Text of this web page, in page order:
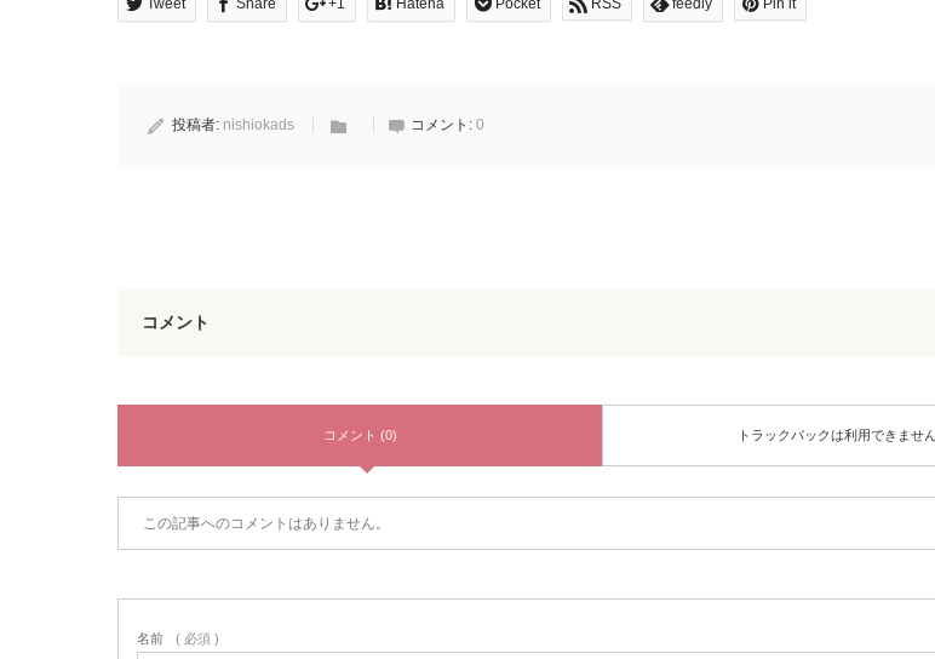
Tweet Share +1 Hatena Pocket RSS feedly Pin it
投稿者: nishiokads コメント: 0
コメント
コメント (0) トラックバックは利用できません
この記事へのコメントはありません。
名前 ( 必須 )